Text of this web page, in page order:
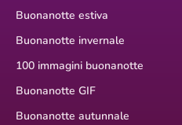
Buonanotte estiva
Buonanotte invernale
100 immagini buonanotte
Buonanotte GIF
Buonanotte autunnale